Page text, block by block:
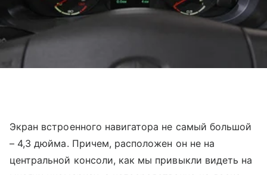
Экран встроенного навигатора не самый большой
– 4,3 дюйма. Причем, расположен он не на
центральной консоли, как мы привыкли видеть на